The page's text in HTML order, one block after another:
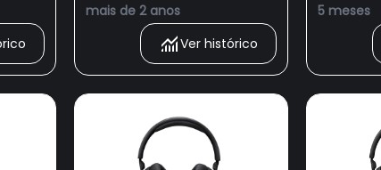
mais de 2 anos
Ver histórico
5 meses